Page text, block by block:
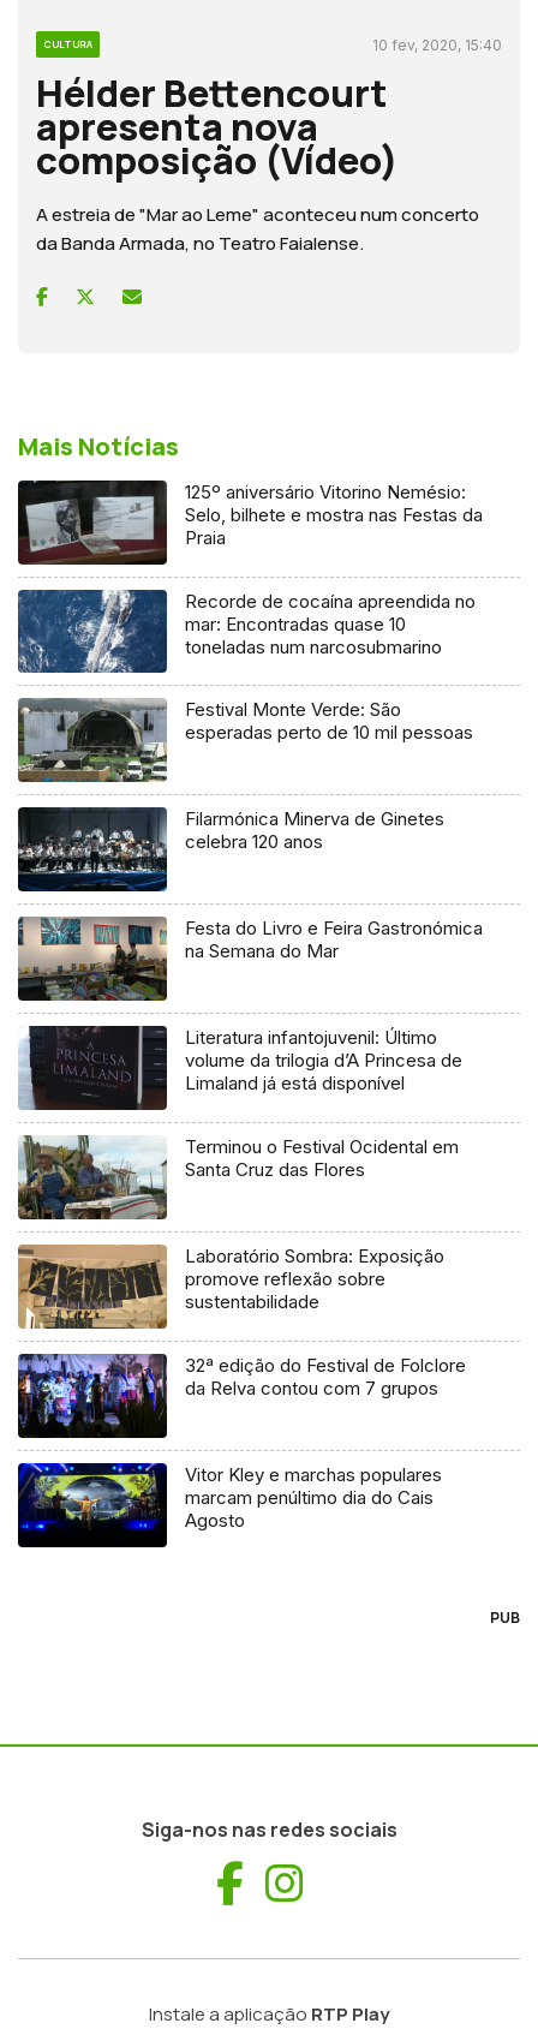
CULTURA 10 fev, 2020, 15:40
Hélder Bettencourt
apresenta nova
composição (Vídeo)
A estreia de "Mar ao Leme" aconteceu num concerto
da Banda Armada, no Teatro Faialense.
Mais Notícias
125º aniversário Vitorino Nemésio:
Selo, bilhete e mostra nas Festas da
Praia
Recorde de cocaína apreendida no
mar: Encontradas quase 10
toneladas num narcosubmarino
Festival Monte Verde: São
esperadas perto de 10 mil pessoas
Filarmónica Minerva de Ginetes
celebra 120 anos
Festa do Livro e Feira Gastronómica
na Semana do Mar
Literatura infantojuvenil: Último
volume da trilogia d’A Princesa de
Limaland já está disponível
Terminou o Festival Ocidental em
Santa Cruz das Flores
Laboratório Sombra: Exposição
promove reflexão sobre
sustentabilidade
32ª edição do Festival de Folclore
da Relva contou com 7 grupos
Vitor Kley e marchas populares
marcam penúltimo dia do Cais
Agosto
PUB
Siga-nos nas redes sociais
Facebook
Instale a aplicação RTP Play